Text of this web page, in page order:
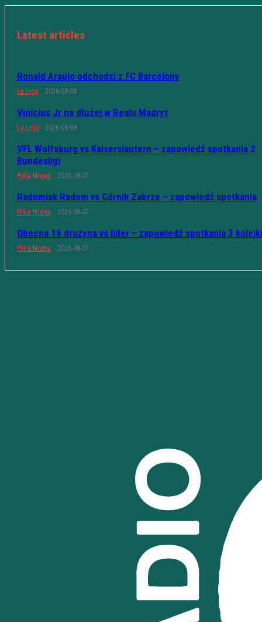
Latest articles
Ronald Araujo odchodzi z FC Barcelony
La Liga 2026-08-08
Vinicius Jr na dłużej w Realu Madryt
La Liga 2026-08-08
VFL Wolfsburg vs Kaiserslautern – zapowiedź spotkania 2
Bundesligi
Piłka Nożna 2026-08-07
Radomiak Radom vs Górnik Zabrze – zapowiedź spotkania
Piłka Nożna 2026-08-07
Obecna 16 drużyna vs lider – zapowiedź spotkania 3 kolejki
Piłka Nożna 2026-08-07